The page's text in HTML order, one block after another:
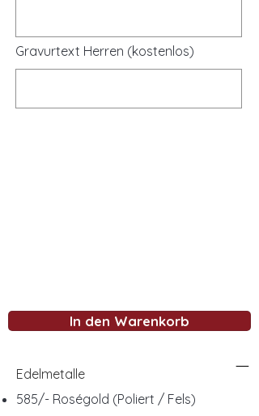
Gravurtext Herren (kostenlos)
In den Warenkorb
Edelmetalle
585/- Roségold (Poliert / Fels)